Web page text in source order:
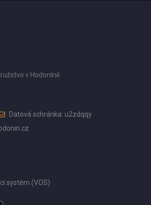
v Hodoníně
Datová schránka: u2zdqqy
systém (VOS)